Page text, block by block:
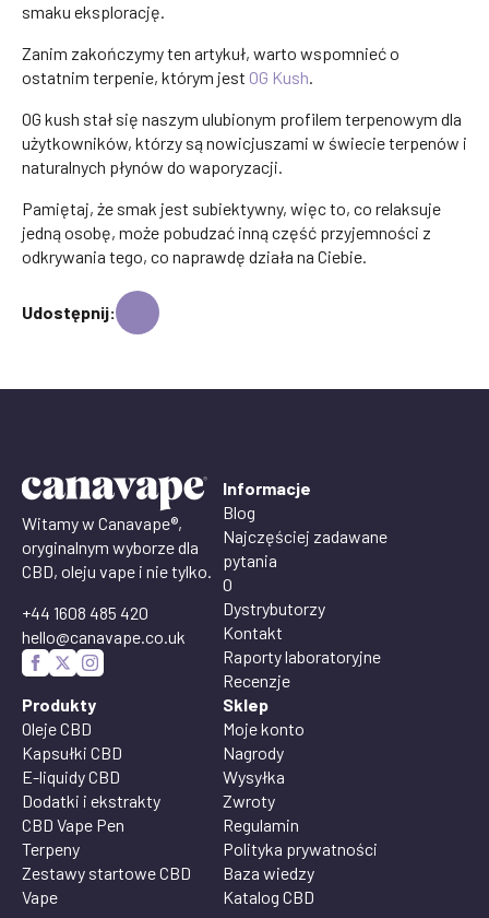
smaku eksplorację.
Zanim zakończymy ten artykuł, warto wspomnieć o
ostatnim terpenie, którym jest OG Kush.
OG kush stał się naszym ulubionym profilem terpenowym dla
użytkowników, którzy są nowicjuszami w świecie terpenów i
naturalnych płynów do waporyzacji.
Pamiętaj, że smak jest subiektywny, więc to, co relaksuje
jedną osobę, może pobudzać inną część przyjemności z
odkrywania tego, co naprawdę działa na Ciebie.
Udostępnij:
Witamy w Canavape®,
oryginalnym wyborze dla
CBD, oleju vape i nie tylko.
+44 1608 485 420
hello@canavape.co.uk
Informacje
Blog
Najczęściej zadawane
pytania
O
Dystrybutorzy
Kontakt
Raporty laboratoryjne
Recenzje
Produkty
Oleje CBD
Kapsułki CBD
E-liquidy CBD
Dodatki i ekstrakty
CBD Vape Pen
Terpeny
Zestawy startowe CBD
Vape
Sklep
Moje konto
Nagrody
Wysyłka
Zwroty
Regulamin
Polityka prywatności
Baza wiedzy
Katalog CBD